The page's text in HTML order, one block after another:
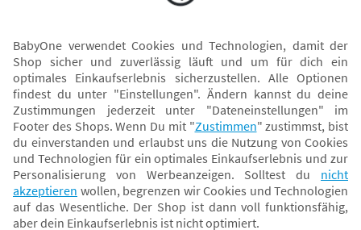
Versand mit
* Alle Preise inkl. MwSt. und ggf. zzgl.Versandkosten. Der dargestellte Preis gilt -
abhängig von der von dir gewählten Option - im BabyOne-Onlineshop oder bei
Abholung in dem von dir gewählten BabyOne-Franchise-Betrieb. Der für den
Onlineshop geltende Preis stellt bei einem Verkauf durch unsere Franchise-
Nehmer eine unverbindliche Preisempfehlung dar. Der Verkaufspreis der